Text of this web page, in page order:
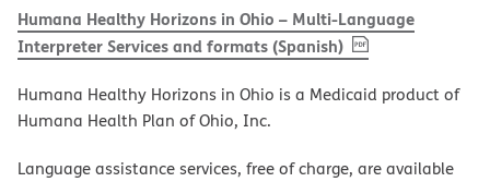
Humana Healthy Horizons in Ohio – Multi-Language
Interpreter Services and formats (Spanish), PDF(opens in new
Humana Healthy Horizons in Ohio is a Medicaid product of
Humana Health Plan of Ohio, Inc.
Language assistance services, free of charge, are available